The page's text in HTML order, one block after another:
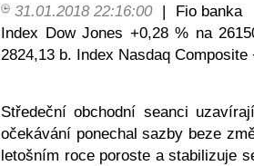
31.01.2018 22:16:00 |
Fio banka
Index Dow Jones +0,28 % na
2824,13 b. Index Nasdaq Composite
Středeční obchodní seanci
očekávání ponechal sazby beze
letošním roce poroste a stabilizuje